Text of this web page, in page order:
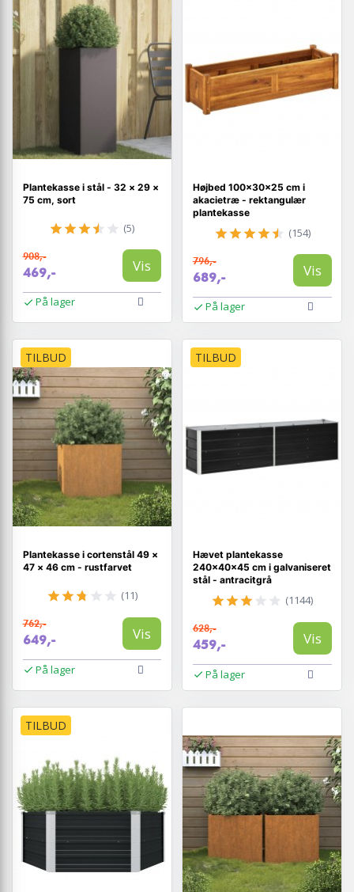
Plantekasse i stål - 32 × 29 ×
75 cm, sort
(5)
908,-
469,- Vis
På lager
Højbed 100×30×25 cm i
akacietræ - rektangulær
plantekasse
(154)
796,-
689,- Vis
På lager
TILBUD
Plantekasse i cortenstål 49 ×
47 × 46 cm - rustfarvet
(11)
762,-
649,- Vis
På lager
TILBUD
Hævet plantekasse
240×40×45 cm i galvaniseret
stål - antracitgrå
(1144)
628,-
459,- Vis
På lager
TILBUD